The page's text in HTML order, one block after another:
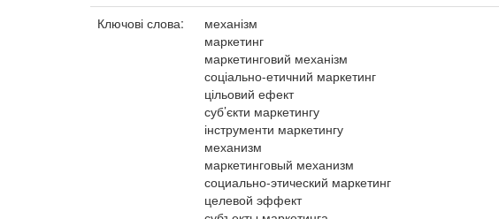
Ключові слова:
механізм
маркетинг
маркетинговий механізм
соціально-етичний маркетинг
цільовий ефект
суб’єкти маркетингу
інструменти маркетингу
механизм
маркетинговый механизм
социально-этический маркетинг
целевой эффект